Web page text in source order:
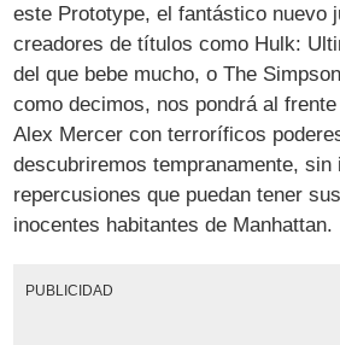
este Prototype, el fantástico nuevo
creadores de títulos como Hulk:
del que bebe mucho, o The
como decimos, nos pondrá al
Alex Mercer con terroríficos
descubriremos tempranamente, sin
repercusiones que puedan tener
inocentes habitantes de Manhattan.
PUBLICIDAD